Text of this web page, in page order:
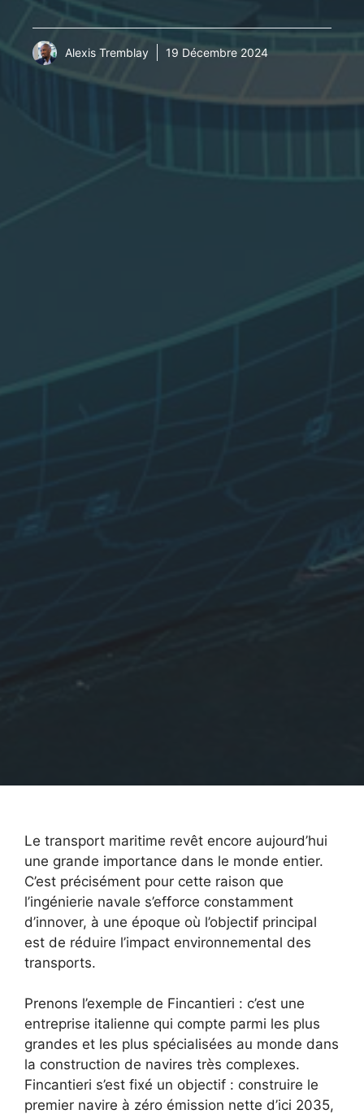
Alexis Tremblay 19 Décembre 2024
Le transport maritime revêt encore aujourd’hui
une grande importance dans le monde entier.
C’est précisément pour cette raison que
l’ingénierie navale s’efforce constamment
d’innover, à une époque où l’objectif principal
est de réduire l’impact environnemental des
transports.
Prenons l’exemple de Fincantieri : c’est une
entreprise italienne qui compte parmi les plus
grandes et les plus spécialisées au monde dans
la construction de navires très complexes.
Fincantieri s’est fixé un objectif : construire le
premier navire à zéro émission nette d’ici 2035,